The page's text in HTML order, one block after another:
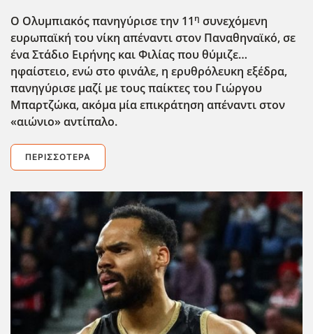
Ο Ολυμπιακός πανηγύρισε την 11η συνεχόμενη
ευρωπαϊκή του νίκη απέναντι στον Παναθηναϊκό, σε
ένα Στάδιο Ειρήνης και Φιλίας που θύμιζε…
ηφαίστειο, ενώ στο φινάλε, η ερυθρόλευκη εξέδρα,
πανηγύρισε μαζί με τους παίκτες του Γιώργου
Μπαρτζώκα, ακόμα μία επικράτηση απέναντι στον
«αιώνιο» αντίπαλο.
ΠΕΡΙΣΣΌΤΕΡΑ